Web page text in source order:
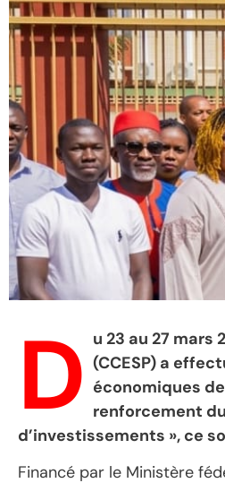
D u 23 au 27
(CCESP) a
économiques
renforcement
d’investissements », ce
Financé par le Ministère